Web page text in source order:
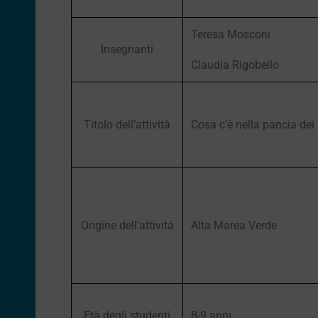
Insegnanti
Teresa Mosconi
Claudia Rigobello
Titolo dell’attività Cosa c’è nella pancia dei
Origine dell’attività Alta Marea Verde